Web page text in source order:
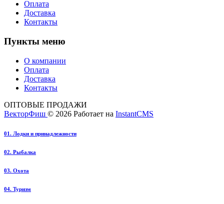
Оплата
Доставка
Контакты
Пункты меню
О компании
Оплата
Доставка
Контакты
ОПТОВЫЕ ПРОДАЖИ
ВекторФиш © 2026 Работает на InstantCMS
01. Лодки и принадлежности
02. Рыбалка
03. Охота
04. Туризм